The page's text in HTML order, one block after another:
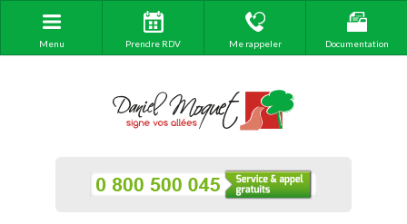
Menu Prendre RDV Me rappeler Documentation